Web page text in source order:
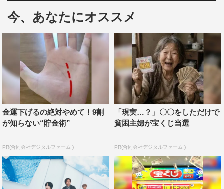
今、あなたにオススメ
金運下げるの絶対やめて！9割
が知らない“貯金術”
PR(合同会社デジタルファーム )
「現実…？」〇〇をしただけで
貧困主婦が宝くじ当選
PR(合同会社デジタルファーム )